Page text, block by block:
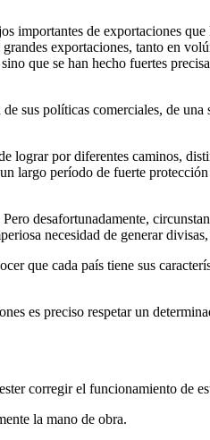
importantes de exportaciones
exportaciones, tanto en
que se han hecho fuertes
sus políticas comerciales, de
lograr por diferentes caminos,
largo período de fuerte
desafortunadamente,
necesidad de generar
que cada país tiene sus
es preciso respetar un
corregir el funcionamiento de
la mano de obra.